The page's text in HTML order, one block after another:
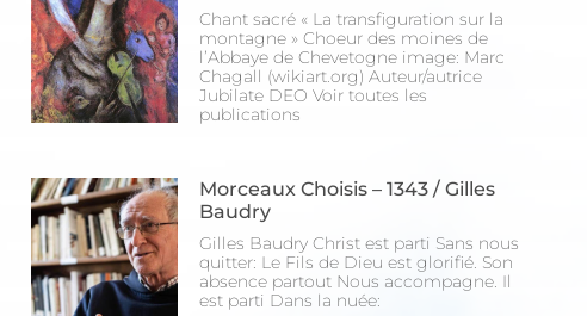
Chant sacré « La transfiguration sur la
montagne » Choeur des moines de
l’Abbaye de Chevetogne image: Marc
Chagall (wikiart.org) Auteur/autrice
Jubilate DEO Voir toutes les
publications
Morceaux Choisis – 1343 / Gilles
Baudry
Gilles Baudry Christ est parti Sans nous
quitter: Le Fils de Dieu est glorifié. Son
absence partout Nous accompagne. Il
est parti Dans la nuée: